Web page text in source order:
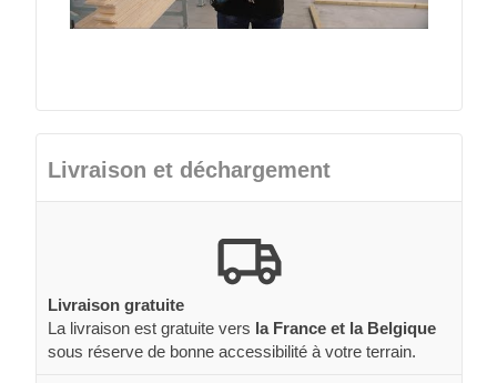
Livraison et déchargement
Livraison gratuite
La livraison est gratuite vers la France et la Belgique
sous réserve de bonne accessibilité à votre terrain.